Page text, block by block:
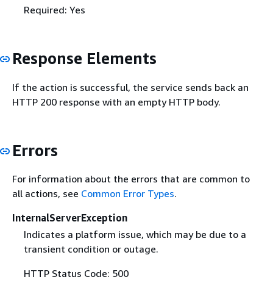
Required: Yes
Response Elements
If the action is successful, the service sends back an
HTTP 200 response with an empty HTTP body.
Errors
For information about the errors that are common to
all actions, see Common Error Types.
InternalServerException
Indicates a platform issue, which may be due to a
transient condition or outage.
HTTP Status Code: 500